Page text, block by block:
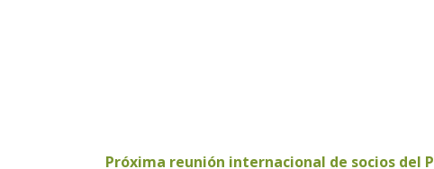
Próxima reunión internacional de socios del